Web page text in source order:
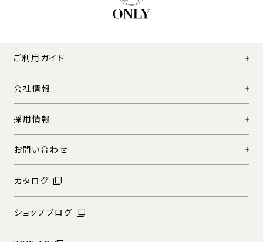
ご利用ガイド
会社情報
採用情報
お問い合わせ
カタログ
ショップブログ